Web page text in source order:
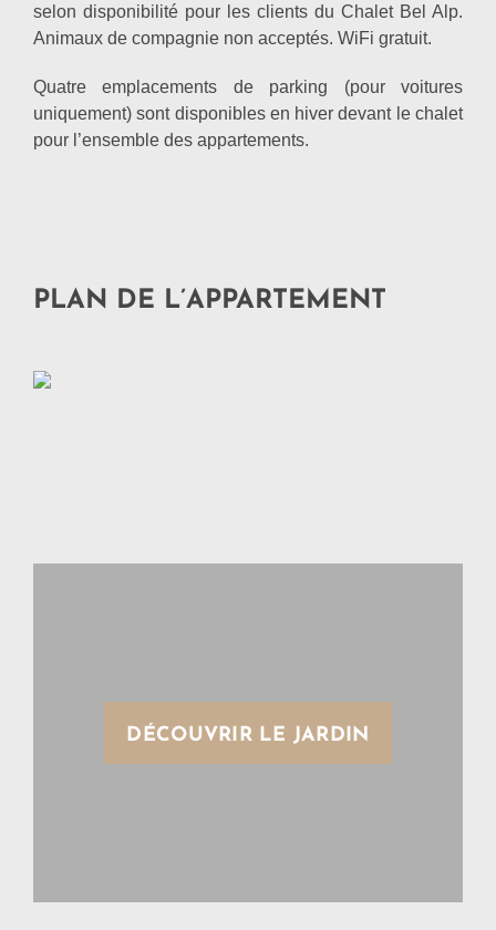
selon disponibilité pour les clients du Chalet Bel Alp.
Animaux de compagnie non acceptés. WiFi gratuit.
Quatre emplacements de parking (pour voitures
uniquement) sont disponibles en hiver devant le chalet
pour l’ensemble des appartements.
PLAN DE L’APPARTEMENT
DÉCOUVRIR LE JARDIN